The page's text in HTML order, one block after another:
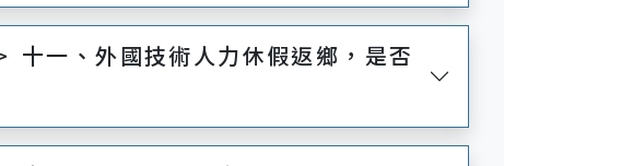
十一、外國技術人力休假返鄉，是否